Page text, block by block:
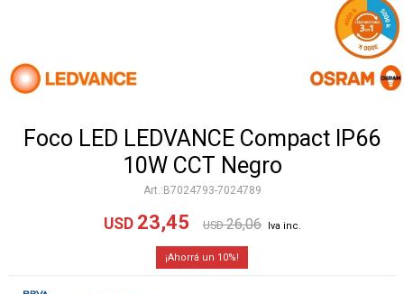
Foco LED LEDVANCE Compact IP66
10W CCT Negro
B7024793-7024789
USD 23,45 USD 26,06
10